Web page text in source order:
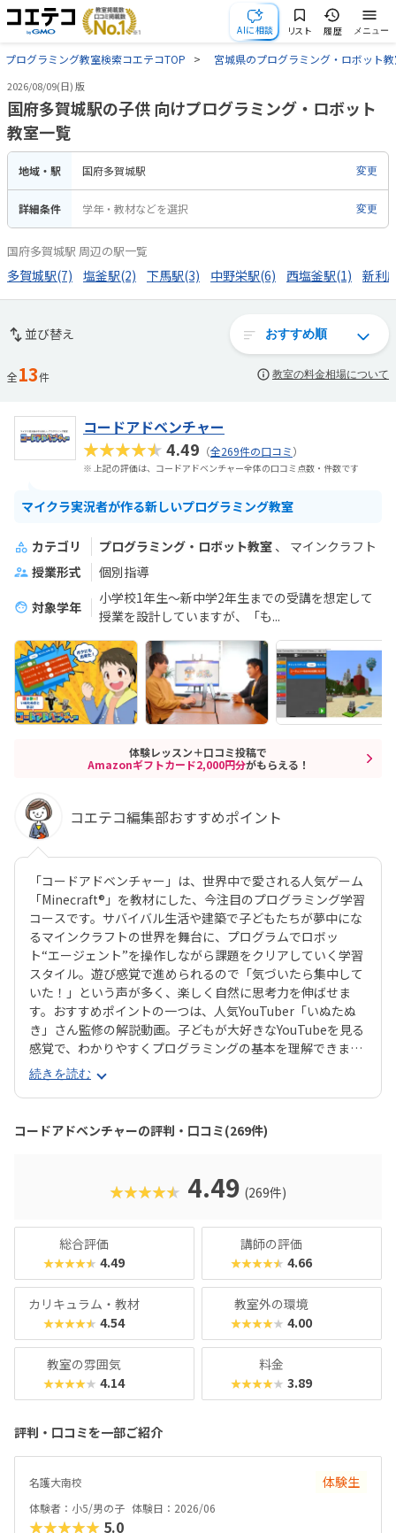
AIに相談 リスト 履歴 メニュー
プログラミング教室検索コエテコTOP 宮城県のプログラミング・ロボット
2026/08/09(日) 版
国府多賀城駅の子供 向けプログラミング・ロボット
教室一覧
地域・駅 国府多賀城駅 変更
詳細条件 学年・教材などを選択 変更
国府多賀城駅 周辺の駅一覧
多賀城駅(7) 塩釜駅(2) 下馬駅(3) 中野栄駅(6) 西塩釜駅(1) 新利
並び替え
全13件 教室の料金相場について
コードアドベンチャー
★★★★★4.49 （全269件の口コミ）
※ 上記の評価は、コードアドベンチャー全体の口コミ点数・件数です
マイクラ実況者が作る新しいプログラミング教室
カテゴリ プログラミング・ロボット教室
マインクラフト
授業形式
個別指導
対象学年
小学校1年生～新中学2年生までの受講を想定して
授業を設計していますが、「も...
体験レッスン＋口コミ投稿で
Amazonギフトカード2,000円分がもらえる！
コエテコ編集部おすすめポイント
「コードアドベンチャー」は、世界中で愛される人気ゲーム
「Minecraft®」を教材にした、今注目のプログラミング学習
コースです。サバイバル生活や建築で子どもたちが夢中にな
るマインクラフトの世界を舞台に、プログラムでロボッ
ト“エージェント”を操作しながら課題をクリアしていく学習
スタイル。遊び感覚で進められるので「気づいたら集中して
いた！」という声が多く、楽しく自然に思考力を伸ばせま
す。おすすめポイントの一つは、人気YouTuber「いぬたぬ
き」さん監修の解説動画。子どもが大好きなYouTubeを見る
感覚で、わかりやすくプログラミングの基本を理解できま
す。さらに現場講師のコーチングが加わる「ダブルティーチ
ング」で、つまずいても安心。教材はわかりやすさと見やす
さに徹底的にこだわり、初心者でも無理なく学べる工夫が随
所に盛り込まれています。カリキュラムは初級からゲーム開
発クラスまで段階的に用意されており、マウス操作から始め
riptのテキストプログラミングまで体系的に学べます。長く
続けても飽きないよう壮大なワールドやストーリーが展開さ
報科目導入など、教育現場でますます重要視される「プログ
ラミング的思考」。コードアドベンチャーなら、お子様が夢
中になれる環境で、将来に直結する力をしっかり育めます。
続きを読む
コードアドベンチャーの評判・口コミ(269件)
★★★★★ 4.49 (269件)
総合評価
★★★★★ 4.49
講師の評価
★★★★★ 4.66
カリキュラム・教材
★★★★★ 4.54
教室外の環境
★★★★★ 4.00
教室の雰囲気
★★★★★ 4.14
料金
★★★★★ 3.89
評判・口コミを一部ご紹介
名護大南校 体験生
体験者：小5/男の子 体験日：2026/06
★★★★★ 5.0